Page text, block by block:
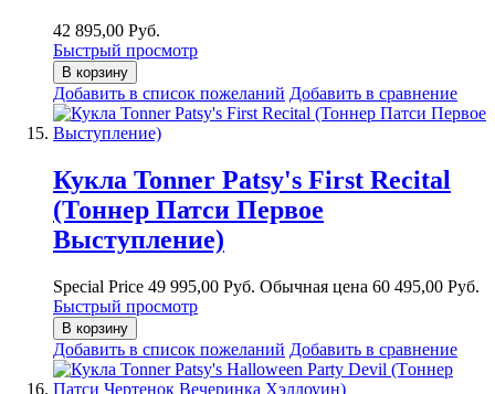
42 895,00 Руб.
Быстрый просмотр
В корзину
Добавить в список пожеланий Добавить в сравнение
Кукла Tonner Patsy's First Recital
(Тоннер Патси Первое
Выступление)
Special Price 49 995,00 Руб. Обычная цена 60 495,00 Руб.
Быстрый просмотр
В корзину
Добавить в список пожеланий Добавить в сравнение